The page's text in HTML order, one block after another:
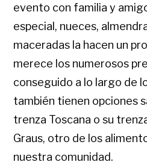
evento con familia y
especial, nueces,
maceradas la hacen un
merece los numerosos
conseguido a lo largo de
también tienen opciones
trenza Toscana o su
Graus, otro de los
nuestra comunidad.